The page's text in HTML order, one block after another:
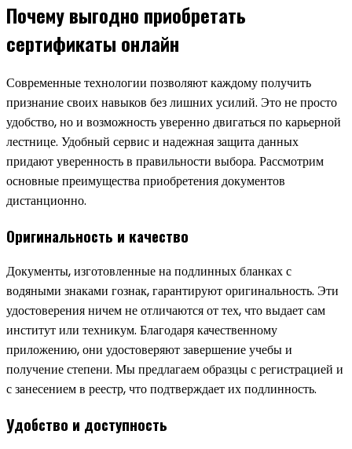
Почему выгодно приобретать
сертификаты онлайн
Современные технологии позволяют каждому получить
признание своих навыков без лишних усилий. Это не просто
удобство, но и возможность уверенно двигаться по карьерной
лестнице. Удобный сервис и надежная защита данных
придают уверенность в правильности выбора. Рассмотрим
основные преимущества приобретения документов
дистанционно.
Оригинальность и качество
Документы, изготовленные на подлинных бланках с
водяными знаками гознак, гарантируют оригинальность. Эти
удостоверения ничем не отличаются от тех, что выдает сам
институт или техникум. Благодаря качественному
приложению, они удостоверяют завершение учебы и
получение степени. Мы предлагаем образцы с регистрацией и
с занесением в реестр, что подтверждает их подлинность.
Удобство и доступность